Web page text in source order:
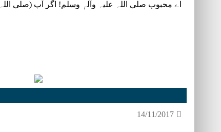
اے محبوب صلی اللہ علیہ وآلہٖ وسلم! اگر آپ (صلی اللہ
14/11/2017